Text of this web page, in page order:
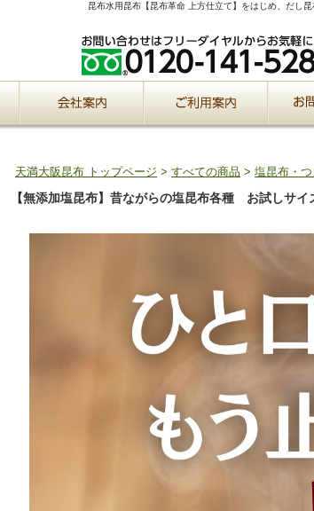
昆布水用昆布【昆布革命 上方仕立て】をはじめ、だし
天満大阪昆布 トップページ > すべての商品 > 塩昆布・
【無添加塩昆布】昔ながらの塩昆布各種 お試しサ